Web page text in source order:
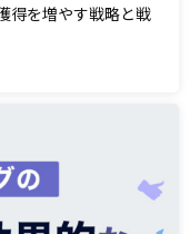
得を増やす戦略と戦